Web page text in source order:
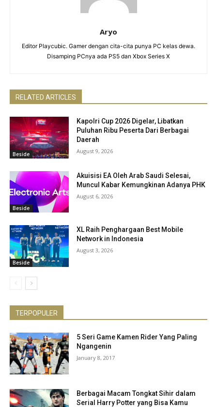
Aryo
Editor Playcubic. Gamer dengan cita-cita punya PC kelas dewa.
Disamping PCnya ada PS5 dan Xbox Series X
RELATED ARTICLES
Beside
Kapolri Cup 2026 Digelar, Libatkan
Puluhan Ribu Peserta Dari Berbagai
Daerah
August 9, 2026
Beside
Akuisisi EA Oleh Arab Saudi Selesai,
Muncul Kabar Kemungkinan Adanya PHK
August 6, 2026
Beside
XL Raih Penghargaan Best Mobile
Network in Indonesia
August 3, 2026
TERPOPULER
5 Seri Game Kamen Rider Yang Paling
Ngangenin
January 8, 2017
Berbagai Macam Tongkat Sihir dalam
Serial Harry Potter yang Bisa Kamu